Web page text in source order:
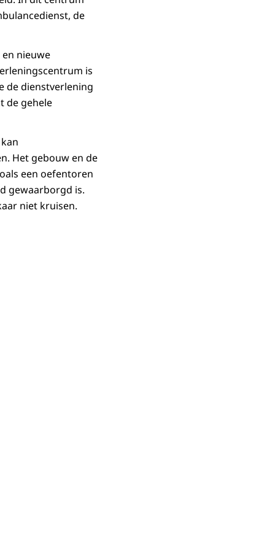
de
nieuwe
is
de dienstverlening
de gehele
Het gebouw en de
een oefentoren
gewaarborgd is.
niet kruisen.